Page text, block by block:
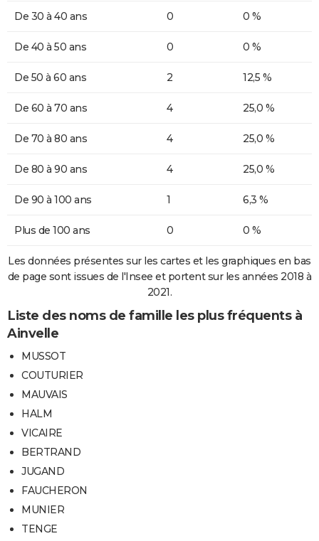
De 30 à 40 ans 0 0 %
De 40 à 50 ans 0 0 %
De 50 à 60 ans 2 12,5 %
De 60 à 70 ans 4 25,0 %
De 70 à 80 ans 4 25,0 %
De 80 à 90 ans 4 25,0 %
De 90 à 100 ans 1 6,3 %
Plus de 100 ans 0 0 %
Les données présentes sur les cartes et les graphiques en bas
de page sont issues de l'Insee et portent sur les années 2018 à
2021.
Liste des noms de famille les plus fréquents à
Ainvelle
MUSSOT
COUTURIER
MAUVAIS
HALM
VICAIRE
BERTRAND
JUGAND
FAUCHERON
MUNIER
TENGE